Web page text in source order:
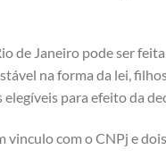
de Janeiro pode ser
na forma da lei,
para efeito da
com o CNPj e